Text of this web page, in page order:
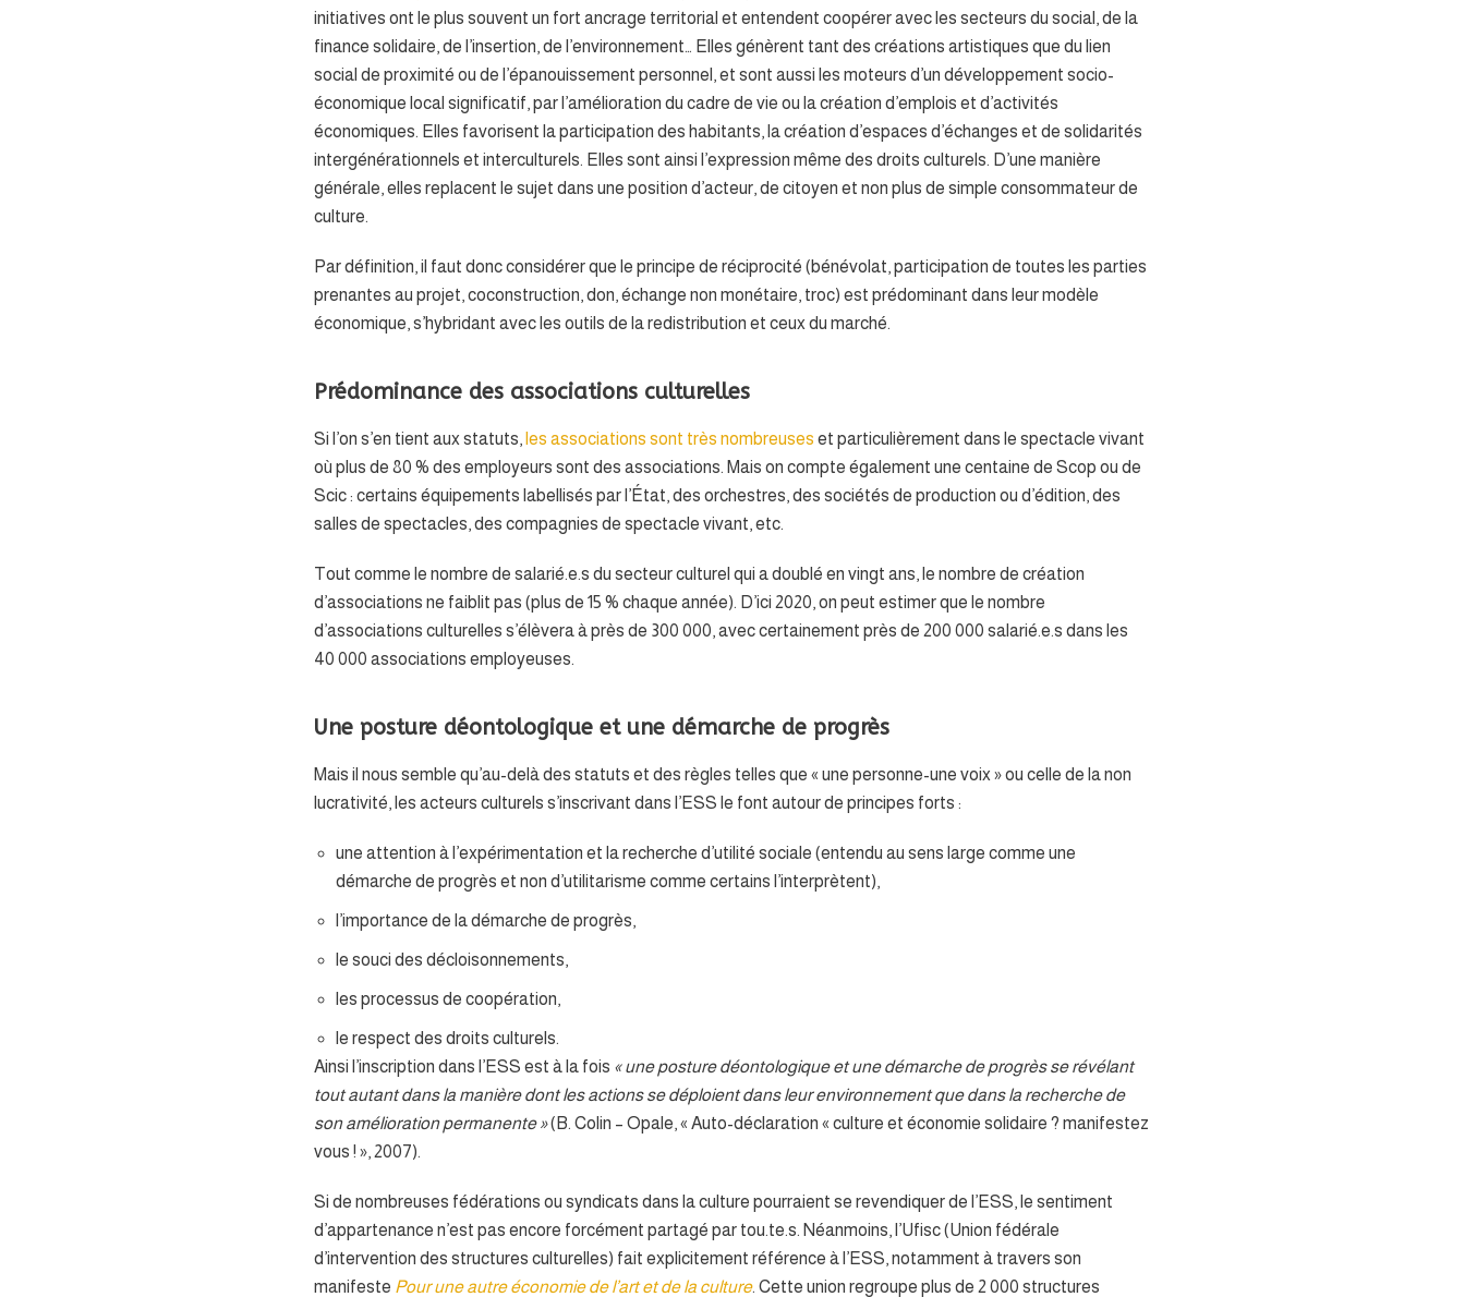
initiatives ont le plus souvent un fort ancrage territorial et entendent coopérer avec les secteurs du social, de la
finance solidaire, de l’insertion, de l’environnement… Elles génèrent tant des créations artistiques que du lien
social de proximité ou de l’épanouissement personnel, et sont aussi les moteurs d’un développement socio-
économique local significatif, par l’amélioration du cadre de vie ou la création d’emplois et d’activités
économiques. Elles favorisent la participation des habitants, la création d’espaces d’échanges et de solidarités
intergénérationnels et interculturels. Elles sont ainsi l’expression même des droits culturels. D’une manière
générale, elles replacent le sujet dans une position d’acteur, de citoyen et non plus de simple consommateur de
culture.
Par définition, il faut donc considérer que le principe de réciprocité (bénévolat, participation de toutes les parties
prenantes au projet, coconstruction, don, échange non monétaire, troc) est prédominant dans leur modèle
économique, s’hybridant avec les outils de la redistribution et ceux du marché.
Prédominance des associations culturelles
Si l’on s’en tient aux statuts, les associations sont très nombreuses et particulièrement dans le spectacle vivant
où plus de 80 % des employeurs sont des associations. Mais on compte également une centaine de Scop ou de
Scic : certains équipements labellisés par l’État, des orchestres, des sociétés de production ou d’édition, des
salles de spectacles, des compagnies de spectacle vivant, etc.
Tout comme le nombre de salarié.e.s du secteur culturel qui a doublé en vingt ans, le nombre de création
d’associations ne faiblit pas (plus de 15 % chaque année). D’ici 2020, on peut estimer que le nombre
d’associations culturelles s’élèvera à près de 300 000, avec certainement près de 200 000 salarié.e.s dans les
40 000 associations employeuses.
Une posture déontologique et une démarche de progrès
Mais il nous semble qu’au-delà des statuts et des règles telles que « une personne-une voix » ou celle de la non
lucrativité, les acteurs culturels s’inscrivant dans l’ESS le font autour de principes forts :
une attention à l’expérimentation et la recherche d’utilité sociale (entendu au sens large comme une
démarche de progrès et non d’utilitarisme comme certains l’interprètent),
l’importance de la démarche de progrès,
le souci des décloisonnements,
les processus de coopération,
le respect des droits culturels.
Ainsi l’inscription dans l’ESS est à la fois « une posture déontologique et une démarche de progrès se révélant
tout autant dans la manière dont les actions se déploient dans leur environnement que dans la recherche de
son amélioration permanente »(B. Colin – Opale, « Auto-déclaration « culture et économie solidaire ? manifestez
vous ! », 2007).
Si de nombreuses fédérations ou syndicats dans la culture pourraient se revendiquer de l’ESS, le sentiment
d’appartenance n’est pas encore forcément partagé par tou.te.s. Néanmoins, l’Ufisc (Union fédérale
d’intervention des structures culturelles) fait explicitement référence à l’ESS, notamment à travers son
manifeste Pour une autre économie de l’art et de la culture. Cette union regroupe plus de 2 000 structures